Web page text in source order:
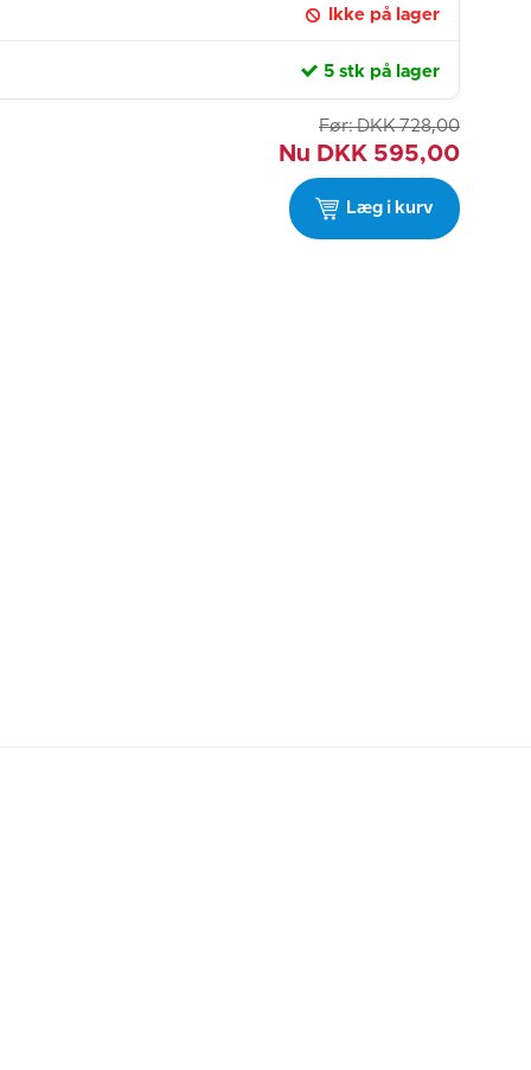
Ikke på lager
5 stk på lager
Før: DKK 728,00
Nu DKK 595,00
Læg i kurv